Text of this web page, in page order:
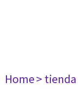
Home> tienda